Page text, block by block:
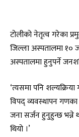
टोलीको नेतृत्व गरेका
जिल्ला अस्पतालमा १०
अस्पतालमा हुनुपर्ने
‘त्यसमा पनि
विपद् व्यवस्थापन गणका
जना सर्जन हुनुहुन्छ
थियो ।’